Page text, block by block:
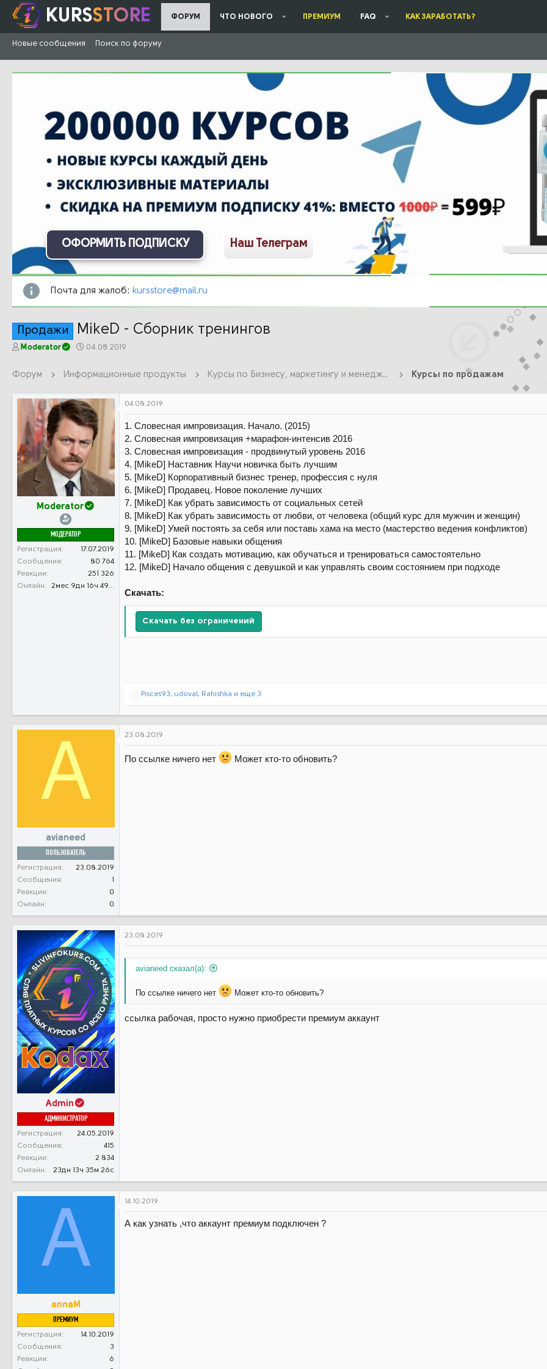
KURSSTORE ФОРУМ ЧТО НОВОГО ПРЕМИУМ FAQ КАК ЗАРАБОТАТЬ?
Новые сообщения Поиск по форуму
ОФОРМИТЬ ПОДПИСКУ Наш Телеграм
Почта для жалоб: kursstore@mail.ru
Продажи MikeD - Сборник тренингов
А
о
Moderator
Д
а
а
ч
а
а
04.08.2019
Форум Информационные продукты Курсы по Бизнесу, маркетингу и менеджменту Курсы по продажам
Moderator
МОДЕРАТОР
Регистрация
17.07.2019
Сообщения
80 764
Реакции
251 326
Онлайн
2мес 9дн 16ч 49м 40с
04.08.2019
1. Словесная импровизация. Начало. (2015)
2. Словесная импровизация +марафон-интенсив 2016
3. Словесная импровизация - продвинутый уровень 2016
4. [MikeD] Наставник Научи новичка быть лучшим
5. [MikeD] Корпоративный бизнес тренер, профессия с нуля
6. [MikeD] Продавец. Новое поколение лучших
7. [MikeD] Как убрать зависимость от социальных сетей
8. [MikeD] Как убрать зависимость от любви, от человека (общий курс для мужчин и женщин)
9. [MikeD] Умей постоять за себя или поставь хама на место (мастерство ведения конфликтов)
10. [MikeD] Базовые навыки общения
11. [MikeD] Как создать мотивацию, как обучаться и тренироваться самостоятельно
12. [MikeD] Начало общения с девушкой и как управлять своим состоянием при подходе
Скачать:
Скачать без ограничений
Р
ц
:
Pisces93, udoval, Rahishka и еще 3
A
avianeed
ПОЛЬЗОВАТЕЛЬ
Регистрация
23.08.2019
Сообщения
1
Реакции
0
Онлайн
0
23.08.2019
По ссылке ничего нет Может кто-то обновить?
Admin
АДМИНИСТРАТОР
Регистрация
24.05.2019
Сообщения
415
Реакции
2 834
Онлайн
23дн 13ч 35м 26с
23.08.2019
avianeed сказал(а):
По ссылке ничего нет Может кто-то обновить?
ссылка рабочая, просто нужно приобрести премиум аккаунт
A
annaM
ПРЕМИУМ
Регистрация
14.10.2019
Сообщения
3
Реакции
6
14.10.2019
А как узнать ,что аккаунт премиум подключен ?